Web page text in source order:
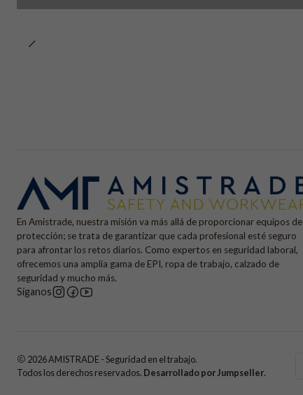
En Amistrade, nuestra misión va más allá de proporcionar equipos de
protección; se trata de garantizar que cada profesional esté seguro
para afrontar los retos diarios. Como expertos en seguridad laboral,
ofrecemos una amplia gama de EPI, ropa de trabajo, calzado de
seguridad y mucho más.
Síganos
2026 AMISTRADE - Seguridad en el trabajo.
Todos los derechos reservados. Desarrollado por Jumpseller.